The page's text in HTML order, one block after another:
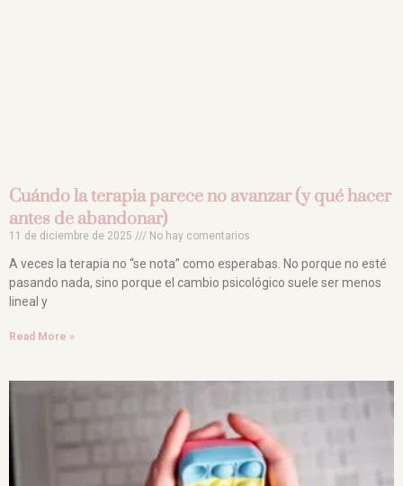
Cuándo la terapia parece no avanzar (y qué hacer
antes de abandonar)
11 de diciembre de 2025 No hay comentarios
A veces la terapia no “se nota” como esperabas. No porque no esté
pasando nada, sino porque el cambio psicológico suele ser menos
lineal y
Read More »